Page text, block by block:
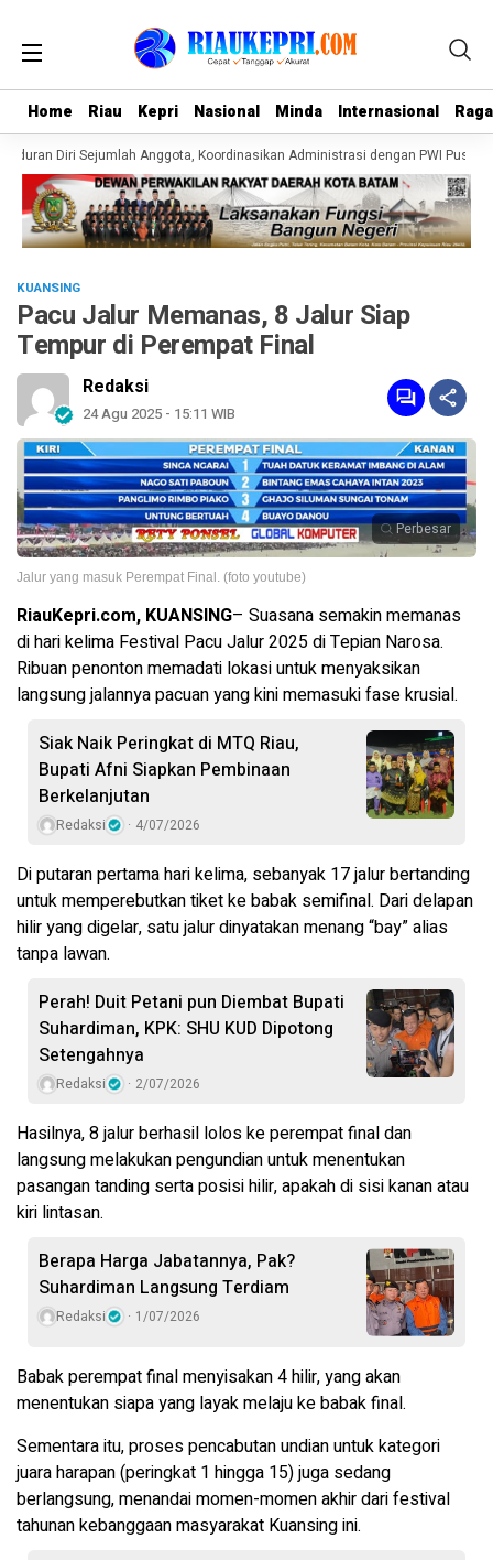
Home Riau Kepri Nasional Minda Internasional
Home Riau Kepri Nasional Minda Internasional
Diri Sejumlah Anggota, Koordinasikan Administrasi dengan PWI Pusat
KUANSING
Pacu Jalur Memanas, 8 Jalur Siap
Tempur di Perempat Final
Redaksi
24 Agu 2025 - 15:11 WIB
Perbesar
Jalur yang masuk Perempat Final. (foto youtube)
RiauKepri.com, KUANSING– Suasana semakin memanas
di hari kelima Festival Pacu Jalur 2025 di Tepian Narosa.
Ribuan penonton memadati lokasi untuk menyaksikan
langsung jalannya pacuan yang kini memasuki fase krusial.
Siak Naik Peringkat di MTQ Riau,
Bupati Afni Siapkan Pembinaan
Berkelanjutan
Redaksi 4/07/2026
Di putaran pertama hari kelima, sebanyak 17 jalur bertanding
untuk memperebutkan tiket ke babak semifinal. Dari delapan
hilir yang digelar, satu jalur dinyatakan menang “bay” alias
tanpa lawan.
Perah! Duit Petani pun Diembat Bupati
Suhardiman, KPK: SHU KUD Dipotong
Setengahnya
Redaksi 2/07/2026
Hasilnya, 8 jalur berhasil lolos ke perempat final dan
langsung melakukan pengundian untuk menentukan
pasangan tanding serta posisi hilir, apakah di sisi kanan atau
kiri lintasan.
Berapa Harga Jabatannya, Pak?
Suhardiman Langsung Terdiam
Redaksi 1/07/2026
Babak perempat final menyisakan 4 hilir, yang akan
menentukan siapa yang layak melaju ke babak final.
Sementara itu, proses pencabutan undian untuk kategori
juara harapan (peringkat 1 hingga 15) juga sedang
berlangsung, menandai momen-momen akhir dari festival
tahunan kebanggaan masyarakat Kuansing ini.